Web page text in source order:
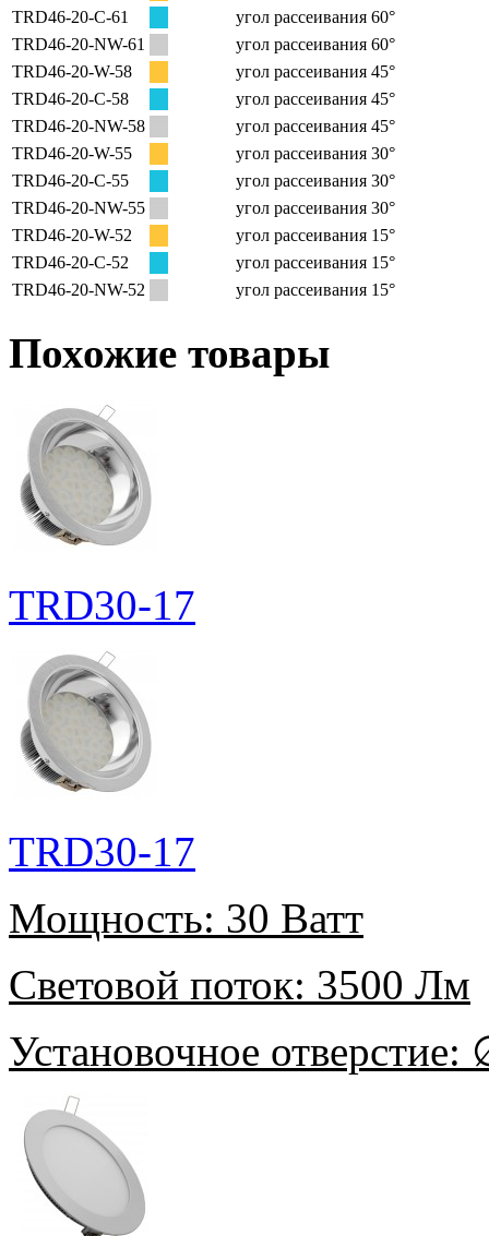
TRD46-20-C-61
угол рассеивания 60°
TRD46-20-NW-61
угол рассеивания 60°
TRD46-20-W-58
угол рассеивания 45°
TRD46-20-C-58
угол рассеивания 45°
TRD46-20-NW-58
угол рассеивания 45°
TRD46-20-W-55
угол рассеивания 30°
TRD46-20-C-55
угол рассеивания 30°
TRD46-20-NW-55
угол рассеивания 30°
TRD46-20-W-52
угол рассеивания 15°
TRD46-20-C-52
угол рассеивания 15°
TRD46-20-NW-52
угол рассеивания 15°
Похожие товары
TRD30-17
TRD30-17
Мощность: 30 Ватт
Световой поток: 3500 Лм
Установочное отверстие: